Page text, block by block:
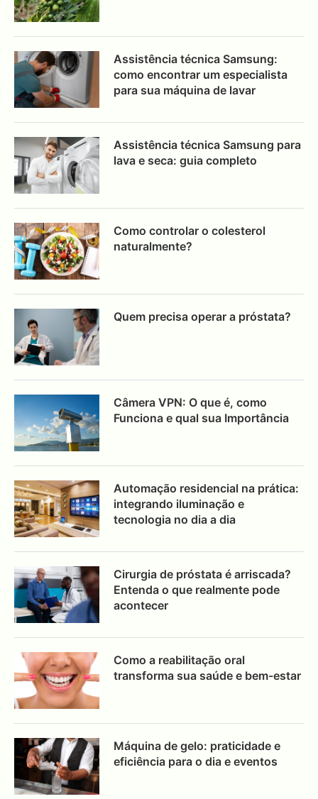
Assistência técnica Samsung:
como encontrar um especialista
para sua máquina de lavar
Assistência técnica Samsung para
lava e seca: guia completo
Como controlar o colesterol
naturalmente?
Quem precisa operar a próstata?
Câmera VPN: O que é, como
Funciona e qual sua Importância
Automação residencial na prática:
integrando iluminação e
tecnologia no dia a dia
Cirurgia de próstata é arriscada?
Entenda o que realmente pode
acontecer
Como a reabilitação oral
transforma sua saúde e bem-estar
Máquina de gelo: praticidade e
eficiência para o dia e eventos